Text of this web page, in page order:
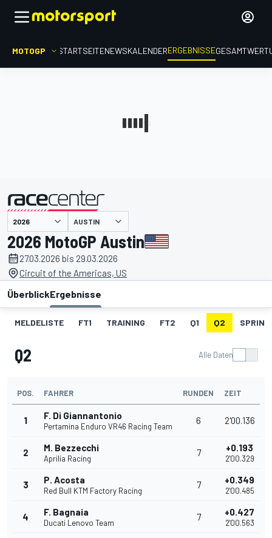
MOTOGP STARTSEITENEWSKALENDERERGEBNISSE
AUSTIN
2026 MotoGP Austin
27.03.2026 bis 29.03.2026
Circuit of the Americas, US
ÜberblickErgebnisse
MELDELISTE FT1 TRAINING FT2 Q1 Q2 SPRINT
Q2 Alle Daten
POS. FAHRER RUNDEN ZEIT
1 F. Di Giannantonio
Pertamina Enduro VR46 Racing Team
6 2'00.136
2 M. Bezzecchi
Aprilia Racing
7 +0.193
2'00.329
3 P. Acosta
Red Bull KTM Factory Racing
7 +0.349
2'00.485
4 F. Bagnaia
Ducati Lenovo Team
7 +0.427
2'00.563